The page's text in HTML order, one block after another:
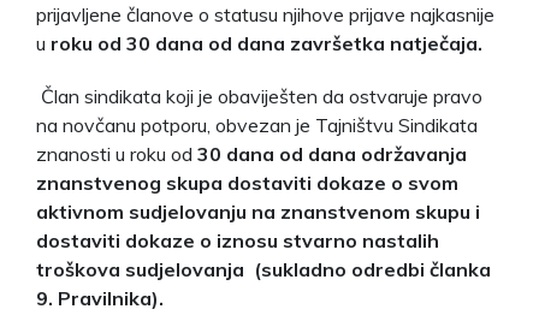
prijavljene članove o statusu njihove prijave najkasnije
u roku od 30 dana od dana završetka natječaja.
Član sindikata koji je obaviješten da ostvaruje pravo
na novčanu potporu, obvezan je Tajništvu Sindikata
znanosti u roku od 30 dana od dana održavanja
znanstvenog skupa dostaviti dokaze o svom
aktivnom sudjelovanju na znanstvenom skupu i
dostaviti dokaze o iznosu stvarno nastalih
troškova sudjelovanja (sukladno odredbi članka
9. Pravilnika).